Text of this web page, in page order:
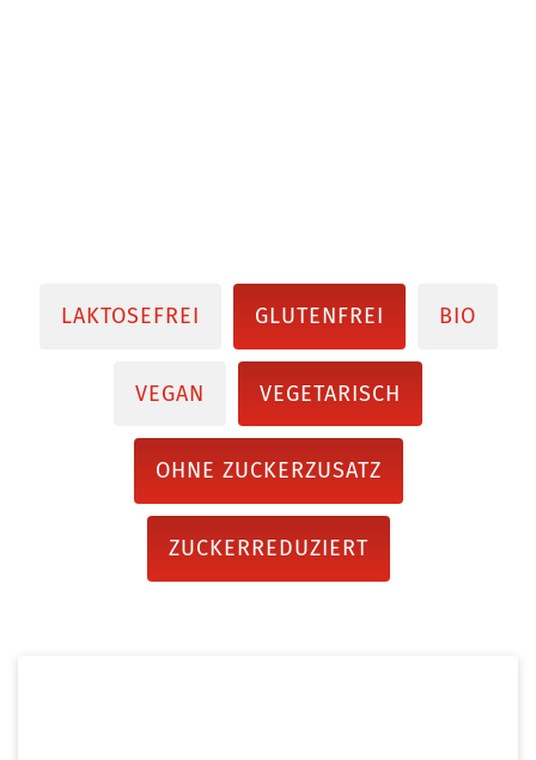
LAKTOSEFREI GLUTENFREI BIO
VEGAN VEGETARISCH
OHNE ZUCKERZUSATZ
ZUCKERREDUZIERT